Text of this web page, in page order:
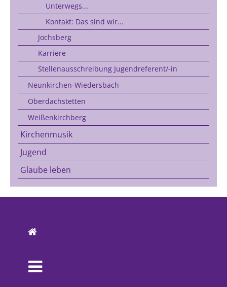
Unterwegs...
Kontakt: Das sind wir...
Jochsberg
Karriere
Stellenausschreibung Jugendreferent/-in
Neunkirchen-Wiedersbach
Oberdachstetten
Weißenkirchberg
Kirchenmusik
Jugend
Glaube leben